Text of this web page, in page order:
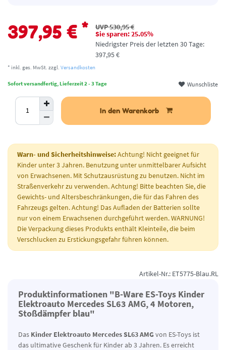
UVP 530,95 €
Sie sparen: 25.05%
Niedrigster Preis der letzten 30 Tage:
397,95 €
397,95 € *
* inkl. ges. MwSt. zzgl. Versandkosten
Sofort versandfertig, Lieferzeit 2 - 3 Tage Wunschliste
In den Warenkorb
Warn- und Sicherheitshinweise:Achtung! Nicht geeignet für
Kinder unter 3 Jahren. Benutzung unter unmittelbarer Aufsicht
von Erwachsenen. Mit Schutzausrüstung zu benutzen. Nicht im
Straßenverkehr zu verwenden. Achtung! Bitte beachten Sie, die
Gewichts- und Altersbeschränkungen, die für das Fahren des
Fahrzeugs gelten. Achtung! Das Aufladen der Batterien sollte
nur von einem Erwachsenen durchgeführt werden. WARNUNG!
Die Verpackung dieses Produkts enthält Kleinteile, die beim
Verschlucken zu Erstickungsgefahr führen können.
Artikel-Nr.: ET5775-Blau.RL
Produktinformationen "B-Ware ES-Toys Kinder
Elektroauto Mercedes SL63 AMG, 4 Motoren,
Stoßdämpfer blau"
Das Kinder Elektroauto Mercedes SL63 AMG von ES-Toys ist
das ultimative Geschenk für Kinder ab 3 Jahren. Es erreicht